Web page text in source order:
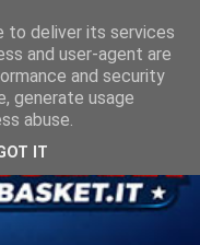
to deliver its services
and user-agent are
and security
generate usage
abuse.
IT